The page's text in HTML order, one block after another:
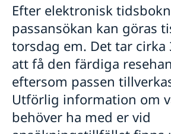
Öppettider för förtidsröstning
Anmäl din utlandsvistelse
Online-tidsbokning för att besöka
avdelningen
Ansökan om pass & nationellt
Ansökan om pass för vuxna
Ansökan om pass för barn under
Förlust av pass/Provisoriskt pass
Nationellt id-kort
Namnändring
Efter elektronisk
passansökan kan göras
torsdag em. Det tar cirka
att få den färdiga
eftersom passen
Utförlig information om
behöver ha med er vid